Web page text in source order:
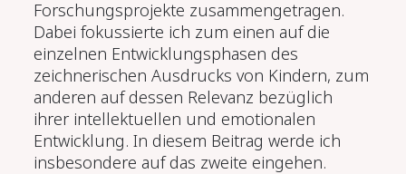
Forschungsprojekte zusammengetragen.
Dabei fokussierte ich zum einen auf die
einzelnen Entwicklungsphasen des
zeichnerischen Ausdrucks von Kindern, zum
anderen auf dessen Relevanz bezüglich
ihrer intellektuellen und emotionalen
Entwicklung. In diesem Beitrag werde ich
insbesondere auf das zweite eingehen.